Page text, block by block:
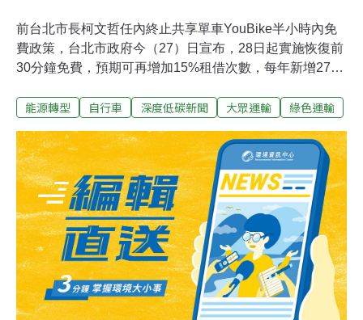
前台北市長柯文哲任內終止共享單車YouBike半小時內免
費政策，台北市政府今（27）日宣布，28日起實施恢復前
30分鐘免費，預期可再增加15%租借次數，每年新增2700
林公園的碳吸收量。據交通局統計，北市YouBike規模、
以短程接駁居多。YouBike前30分鐘免費促租借 北市估年
減7000噸碳排台北市政府今（27）日宣布，28日起實施共
享單車YouBike前30分鐘免費。台北市長蔣萬安說明，新
政策是為了鼓勵民眾多利用大眾運輸等綠色運具，已做好
準備配合擴增規模與量能，目標2026年北市站點數量將達
2000站、2萬7500輛共享單車。北市2009年就曾實施
YouBike前30分鐘免費，直到2015年4月，前市長柯文哲
終止免費政策，前30分鐘收費5元。據《自由時報》報
導，柯文哲27日在
能源轉型 自行車 深度低碳新聞 大眾運輸 綠色運輸